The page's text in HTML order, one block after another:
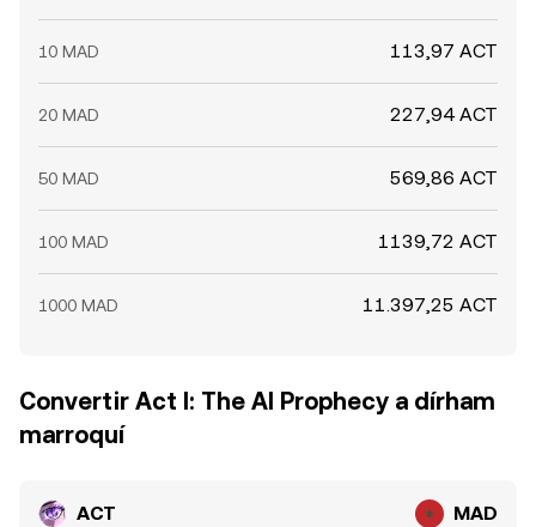
10 MAD 113,97 ACT
20 MAD 227,94 ACT
50 MAD 569,86 ACT
100 MAD 1139,72 ACT
1000 MAD 11.397,25 ACT
Convertir Act I: The AI Prophecy a dírham
marroquí
ACT MAD